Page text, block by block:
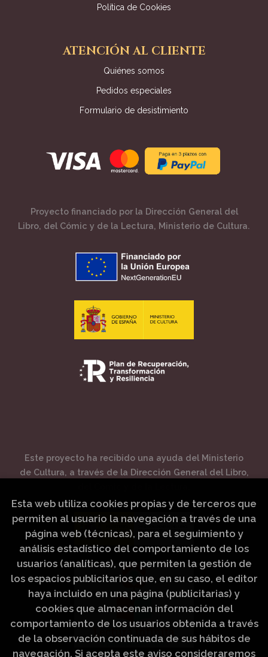
Política de Cookies
ATENCIÓN AL CLIENTE
Quiénes somos
Pedidos especiales
Formulario de desistimiento
Proyecto financiado por la Dirección General del
Libro, del Cómic y de la Lectura, Ministerio de Cultura.
Este proyecto ha recibido una ayuda del Ministerio
de Cultura, a través de la Dirección General del Libro,
Esta web utiliza cookies propias y de terceros que
permiten al usuario la navegación a través de una
página web (técnicas), para el seguimiento y
análisis estadístico del comportamiento de los
usuarios (analíticas), que permiten la gestión de
los espacios publicitarios que, en su caso, el editor
haya incluido en una página (publicitarias) y
cookies que almacenan información del
comportamiento de los usuarios obtenida a través
de la observación continuada de sus hábitos de
navegación. Si acepta este aviso consideraremos